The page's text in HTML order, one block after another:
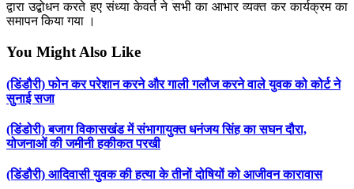
द्वारा उद्बोधन करते हए संध्या केवर्त ने सभी का आभार व्यक्त कर कार्यक्रम का
समापन किया गया ।
You Might Also Like
(डिंडौरी) फोन कर परेशान करने और गाली गलौज करने वाले युवक को कोर्ट ने
सुनाई सजा
(डिंडोरी) बजाग विकासखंड में संभागायुक्त धनंजय सिंह का सघन दौरा,
योजनाओं की जमीनी हकीकत परखी
(डिंडौरी) आदिवासी युवक की हत्या के तीनों दोषियों को आजीवन कारावास